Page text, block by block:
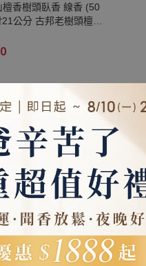
香樹頭臥香 線香 (50
公分 古邦老樹頭檀香
樹頭 檀香 無助燃劑
格 純天然 原木磨粉